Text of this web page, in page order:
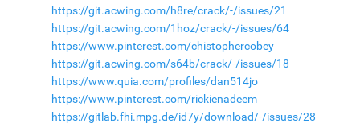
https://git.acwing.com/h8re/crack/-/issues/21
https://git.acwing.com/1hoz/crack/-/issues/64
https://www.pinterest.com/chistophercobey
https://git.acwing.com/s64b/crack/-/issues/18
https://www.quia.com/profiles/dan514jo
https://www.pinterest.com/rickienadeem
https://gitlab.fhi.mpg.de/id7y/download/-/issues/28